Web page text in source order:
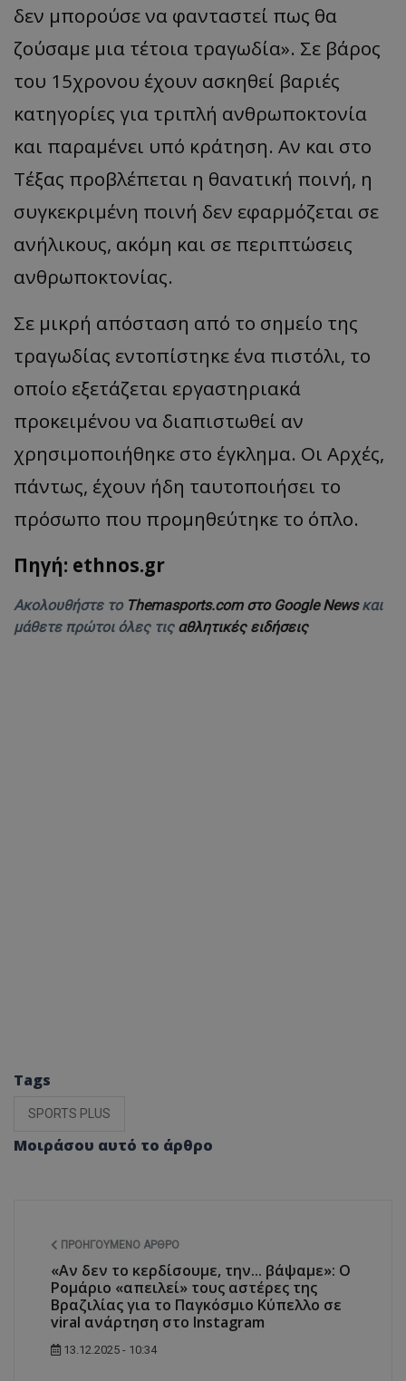
δεν μπορούσε να φανταστεί πως θα
ζούσαμε μια τέτοια τραγωδία». Σε βάρος
του 15χρονου έχουν ασκηθεί βαριές
κατηγορίες για τριπλή ανθρωποκτονία
και παραμένει υπό κράτηση. Αν και στο
Τέξας προβλέπεται η θανατική ποινή, η
συγκεκριμένη ποινή δεν εφαρμόζεται σε
ανήλικους, ακόμη και σε περιπτώσεις
ανθρωποκτονίας.
Σε μικρή απόσταση από το σημείο της
τραγωδίας εντοπίστηκε ένα πιστόλι, το
οποίο εξετάζεται εργαστηριακά
προκειμένου να διαπιστωθεί αν
χρησιμοποιήθηκε στο έγκλημα. Οι Αρχές,
πάντως, έχουν ήδη ταυτοποιήσει το
πρόσωπο που προμηθεύτηκε το όπλο.
Πηγή: ethnos.gr
Ακολουθήστε το Themasports.com στο Google Newsκαι
μάθετε πρώτοι όλες τις αθλητικές ειδήσεις
Tags
SPORTS PLUS
Μοιράσου αυτό το άρθρο
ΠΡΟΗΓΟΎΜΕΝΟ ΆΡΘΡΟ
«Αν δεν το κερδίσουμε, την... βάψαμε»: Ο
Ρομάριο «απειλεί» τους αστέρες της
Βραζιλίας για το Παγκόσμιο Κύπελλο σε
viral ανάρτηση στο Instagram
13.12.2025 - 10:34